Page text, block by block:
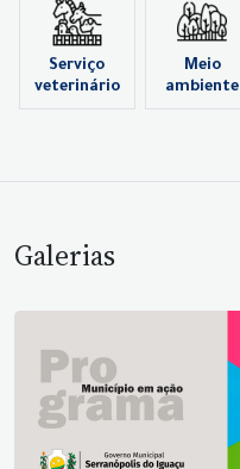
Serviço
veterinário
Meio
ambiente
Galerias